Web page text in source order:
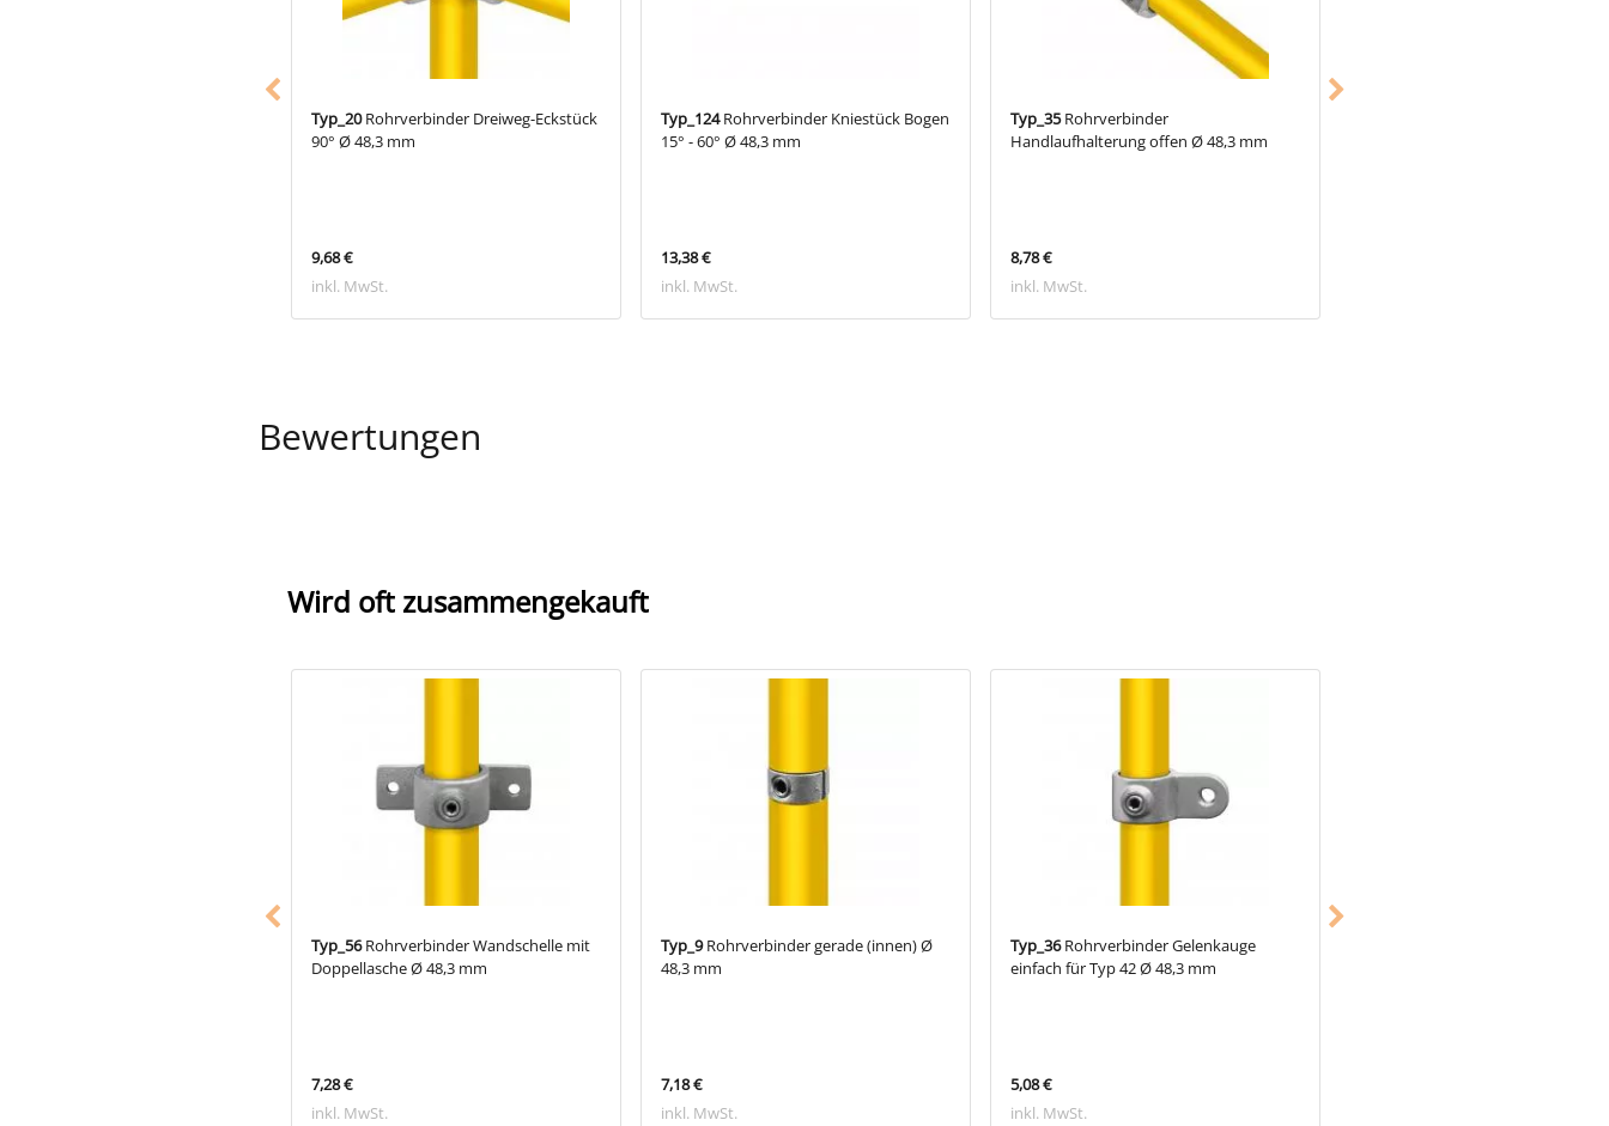
Typ_20Rohrverbinder Dreiweg-Eckstück
90° Ø 48,3 mm
9,68 €
inkl. MwSt.
Typ_124Rohrverbinder Kniestück Bogen
15° - 60° Ø 48,3 mm
13,38 €
inkl. MwSt.
Typ_35Rohrverbinder
Handlaufhalterung offen Ø 48,3 mm
8,78 €
inkl. MwSt.
Bewertungen
Wird oft zusammengekauft
Typ_56Rohrverbinder Wandschelle mit
Doppellasche Ø 48,3 mm
7,28 €
inkl. MwSt.
Typ_9Rohrverbinder gerade (innen) Ø
48,3 mm
7,18 €
inkl. MwSt.
Typ_36Rohrverbinder Gelenkauge
einfach für Typ 42 Ø 48,3 mm
5,08 €
inkl. MwSt.